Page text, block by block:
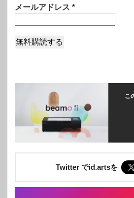
メールアドレス *
こ
Twitter でid.artsを